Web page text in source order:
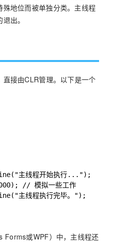
殊地位而被单独分类。主线程
出。
接由CLR管理。以下是一个
线程开始执行...");
// 模拟一些工作
线程执行完毕。");
Forms或WPF）中，主线程还